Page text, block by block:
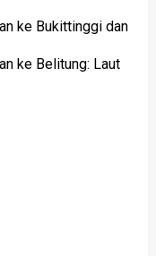
ke Bukittinggi dan
ke Belitung: Laut